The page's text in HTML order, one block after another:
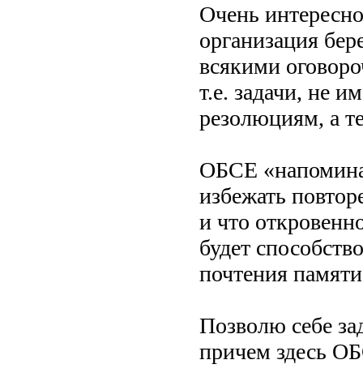
Очень
организация
всякими
т.е. задачи, не
резолюциям, а
ОБСЕ
избежать
и что
будет
почтения
Позволю себе
причем здесь